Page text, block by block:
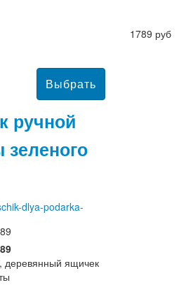
1789 руб
ручной
зеленого
деревянный ящичек